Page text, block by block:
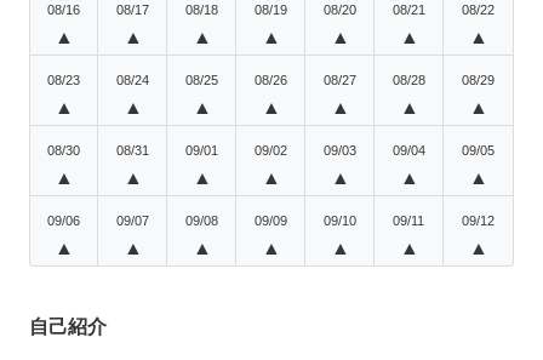
08/16
▲
08/17
▲
08/18
▲
08/19
▲
08/20
▲
08/21
▲
08/22
▲
08/23
▲
08/24
▲
08/25
▲
08/26
▲
08/27
▲
08/28
▲
08/29
▲
08/30
▲
08/31
▲
09/01
▲
09/02
▲
09/03
▲
09/04
▲
09/05
▲
09/06
▲
09/07
▲
09/08
▲
09/09
▲
09/10
▲
09/11
▲
09/12
▲
自己紹介